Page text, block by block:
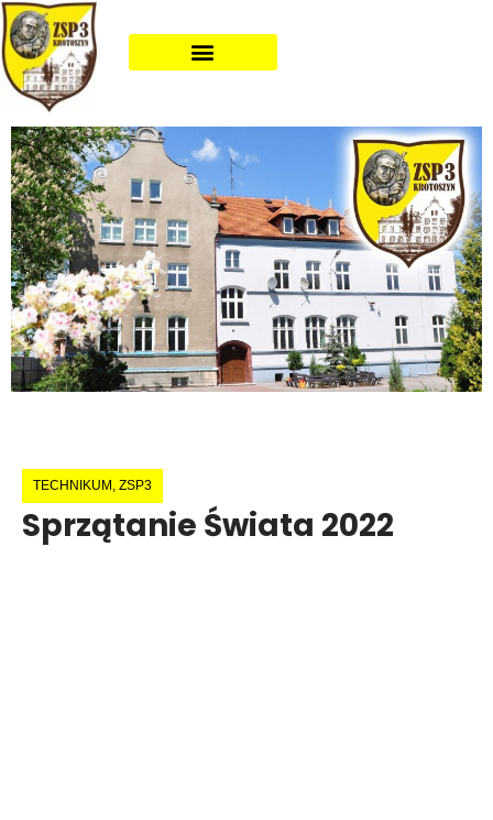
TECHNIKUM ZSP3
Sprzątanie Świata 2022